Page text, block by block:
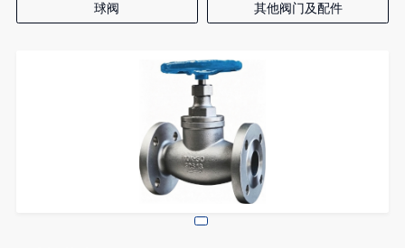
球阀 其他阀门及配件